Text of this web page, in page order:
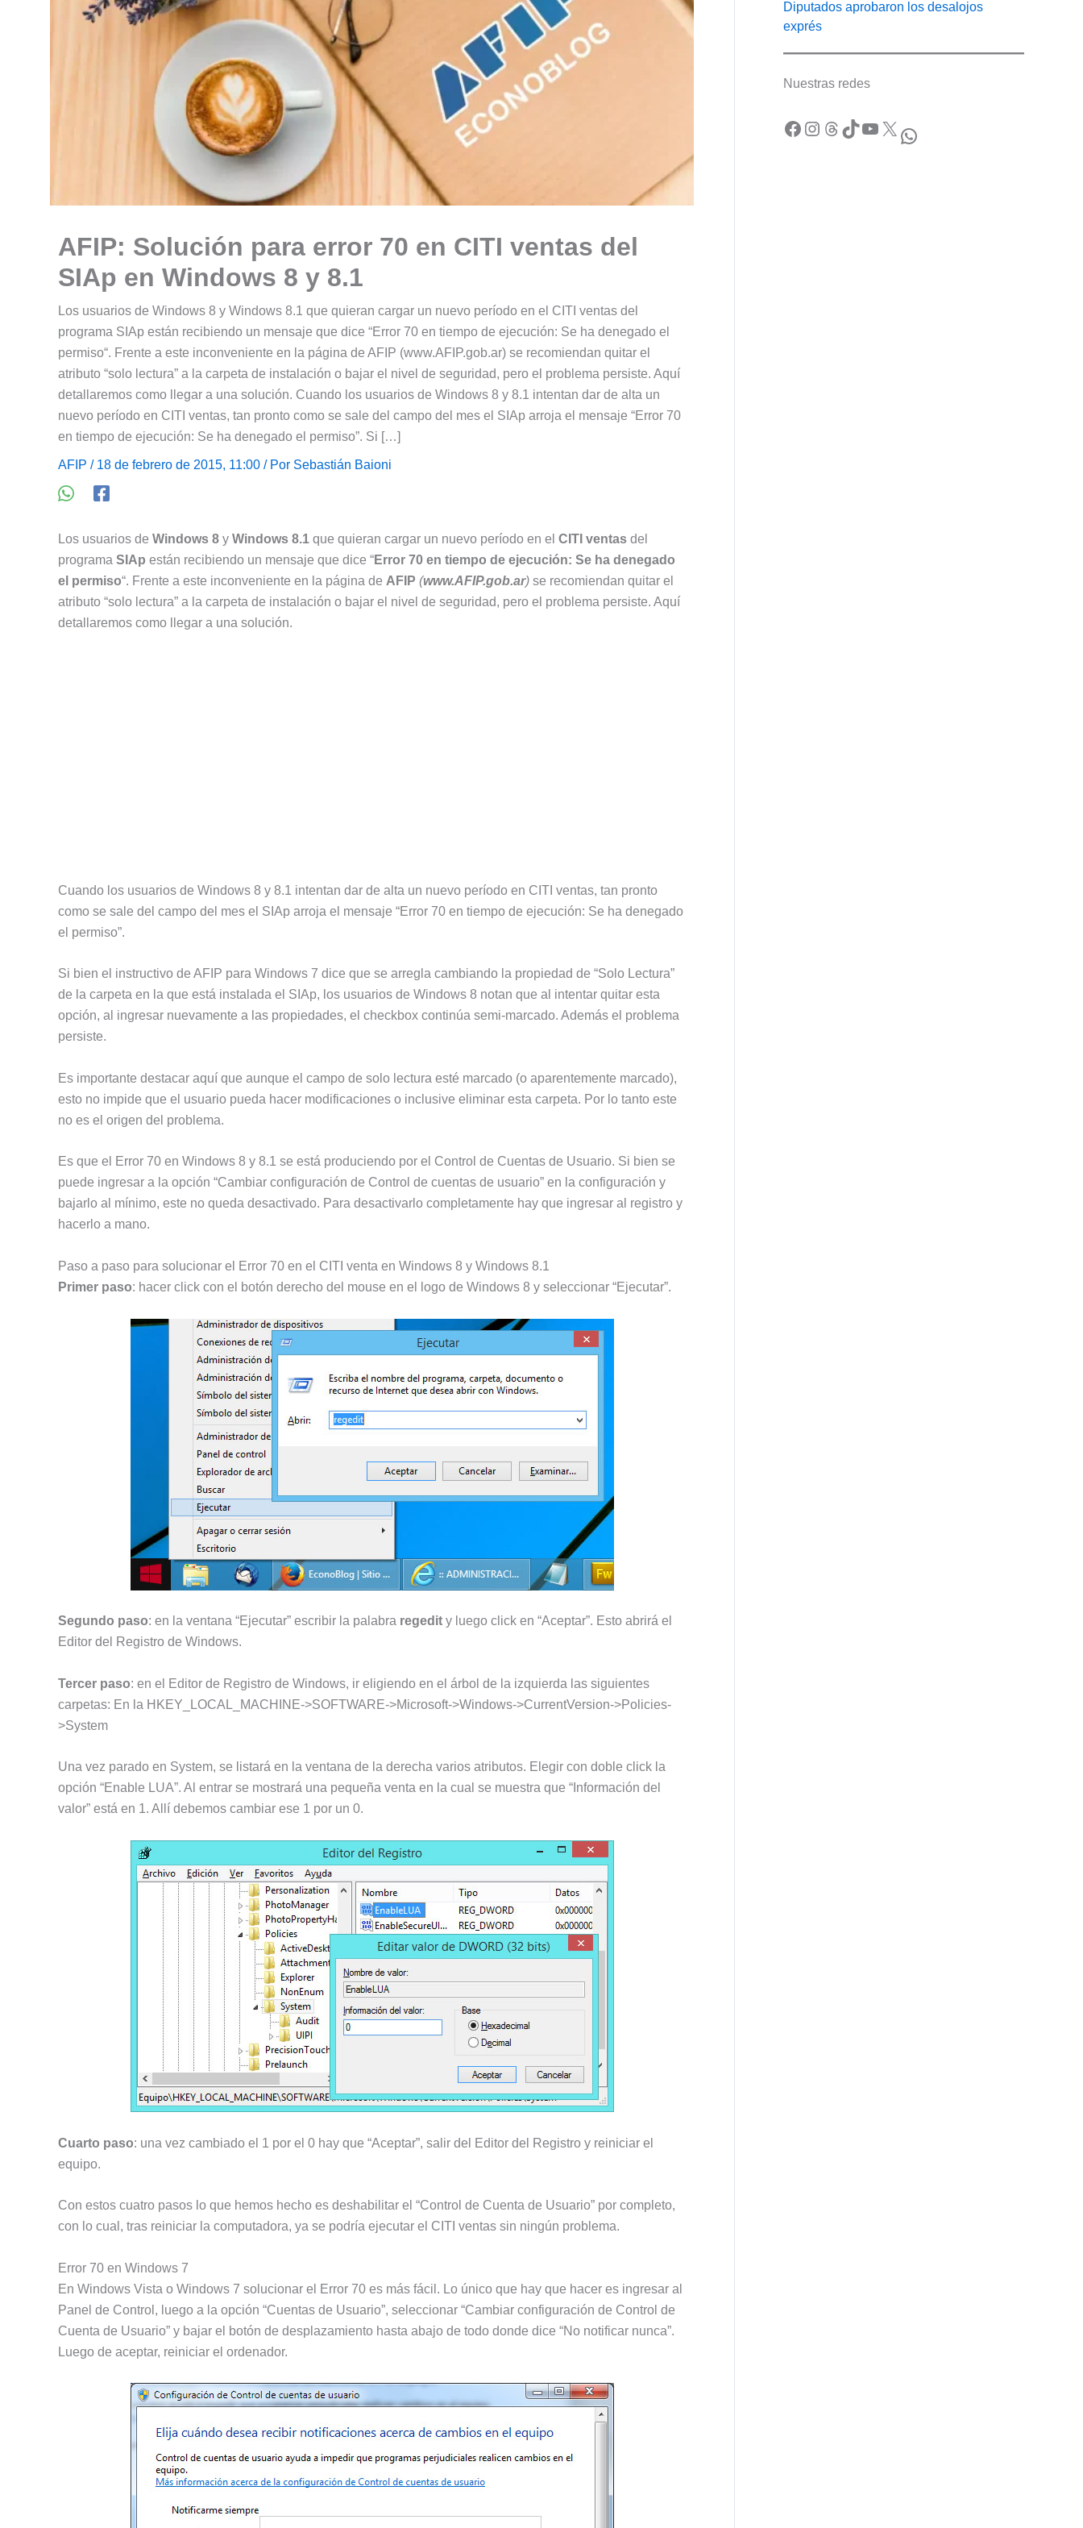
AFIP: Solución para error 70 en CITI ventas del
SIAp en Windows 8 y 8.1
Los usuarios de Windows 8 y Windows 8.1 que quieran cargar un nuevo período en el CITI ventas del
programa SIAp están recibiendo un mensaje que dice “Error 70 en tiempo de ejecución: Se ha denegado el
permiso“. Frente a este inconveniente en la página de AFIP (www.AFIP.gob.ar) se recomiendan quitar el
atributo “solo lectura” a la carpeta de instalación o bajar el nivel de seguridad, pero el problema persiste. Aquí
detallaremos como llegar a una solución. Cuando los usuarios de Windows 8 y 8.1 intentan dar de alta un
nuevo período en CITI ventas, tan pronto como se sale del campo del mes el SIAp arroja el mensaje “Error 70
en tiempo de ejecución: Se ha denegado el permiso”. Si […]
AFIP / 18 de febrero de 2015, 11:00 / Por Sebastián Baioni
Los usuarios de Windows 8 y Windows 8.1 que quieran cargar un nuevo período en el CITI ventas del
programa SIAp están recibiendo un mensaje que dice “Error 70 en tiempo de ejecución: Se ha denegado
el permiso“. Frente a este inconveniente en la página de AFIP (www.AFIP.gob.ar) se recomiendan quitar el
atributo “solo lectura” a la carpeta de instalación o bajar el nivel de seguridad, pero el problema persiste. Aquí
detallaremos como llegar a una solución.
Cuando los usuarios de Windows 8 y 8.1 intentan dar de alta un nuevo período en CITI ventas, tan pronto
como se sale del campo del mes el SIAp arroja el mensaje “Error 70 en tiempo de ejecución: Se ha denegado
el permiso”.
Si bien el instructivo de AFIP para Windows 7 dice que se arregla cambiando la propiedad de “Solo Lectura”
de la carpeta en la que está instalada el SIAp, los usuarios de Windows 8 notan que al intentar quitar esta
opción, al ingresar nuevamente a las propiedades, el checkbox continúa semi-marcado. Además el problema
persiste.
Es importante destacar aquí que aunque el campo de solo lectura esté marcado (o aparentemente marcado),
esto no impide que el usuario pueda hacer modificaciones o inclusive eliminar esta carpeta. Por lo tanto este
no es el origen del problema.
Es que el Error 70 en Windows 8 y 8.1 se está produciendo por el Control de Cuentas de Usuario. Si bien se
puede ingresar a la opción “Cambiar configuración de Control de cuentas de usuario” en la configuración y
bajarlo al mínimo, este no queda desactivado. Para desactivarlo completamente hay que ingresar al registro y
hacerlo a mano.
Paso a paso para solucionar el Error 70 en el CITI venta en Windows 8 y Windows 8.1
Primer paso: hacer click con el botón derecho del mouse en el logo de Windows 8 y seleccionar “Ejecutar”.
Segundo paso: en la ventana “Ejecutar” escribir la palabra regedit y luego click en “Aceptar”. Esto abrirá el
Editor del Registro de Windows.
Tercer paso: en el Editor de Registro de Windows, ir eligiendo en el árbol de la izquierda las siguientes
carpetas: En la HKEY_LOCAL_MACHINE->SOFTWARE->Microsoft->Windows->CurrentVersion->Policies-
>System
Una vez parado en System, se listará en la ventana de la derecha varios atributos. Elegir con doble click la
opción “Enable LUA”. Al entrar se mostrará una pequeña venta en la cual se muestra que “Información del
valor” está en 1. Allí debemos cambiar ese 1 por un 0.
Cuarto paso: una vez cambiado el 1 por el 0 hay que “Aceptar”, salir del Editor del Registro y reiniciar el
equipo.
Con estos cuatro pasos lo que hemos hecho es deshabilitar el “Control de Cuenta de Usuario” por completo,
con lo cual, tras reiniciar la computadora, ya se podría ejecutar el CITI ventas sin ningún problema.
Error 70 en Windows 7
En Windows Vista o Windows 7 solucionar el Error 70 es más fácil. Lo único que hay que hacer es ingresar al
Panel de Control, luego a la opción “Cuentas de Usuario”, seleccionar “Cambiar configuración de Control de
Cuenta de Usuario” y bajar el botón de desplazamiento hasta abajo de todo donde dice “No notificar nunca”.
Luego de aceptar, reiniciar el ordenador.
Diputados aprobaron los desalojos
exprés
Nuestras redes
Facebook Instagram Threads TikTok YouTube X WhatsApp